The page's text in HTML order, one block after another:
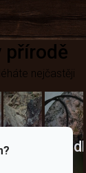
přírodě
nejčastěji
Křesadla